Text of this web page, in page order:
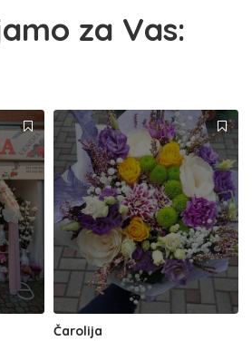
za Vas:
Čarolija